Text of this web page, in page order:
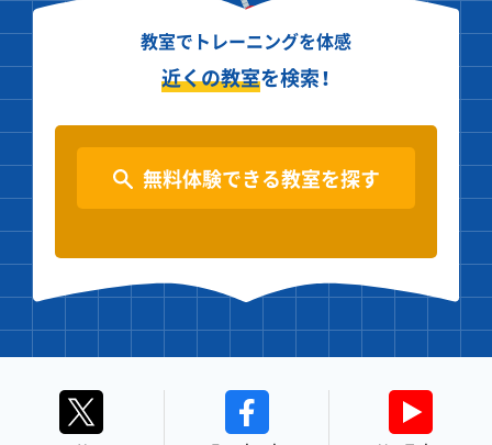
教室でトレーニングを体感
近くの教室を検索！
無料体験できる教室を探す